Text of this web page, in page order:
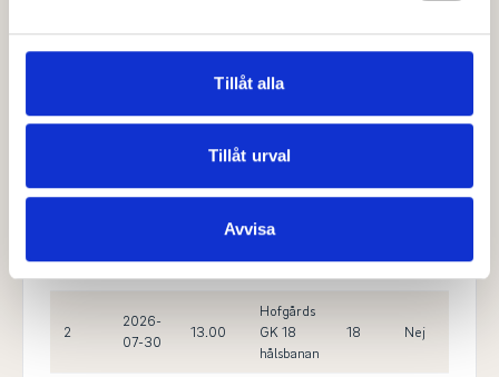
för sociala medier och analysera vår trafik. Vi
vidarebefordrar även sådana identifierare och annan
annons- och analysföretag som vi samarbetar med.
Dessa kan i sin tur kombinera informationen med annan
information som du har tillhandahållit eller som de har
Tillåt alla
Tillåt urval
Avvisa
Herrar
Önskemål om tee möjlig för:
Ingen
starttid
hål
HCP
07-30
Hofgårds
2
2026-
07-30
13.00
Hofgårds
GK 18
hålsbanan
18 Nej